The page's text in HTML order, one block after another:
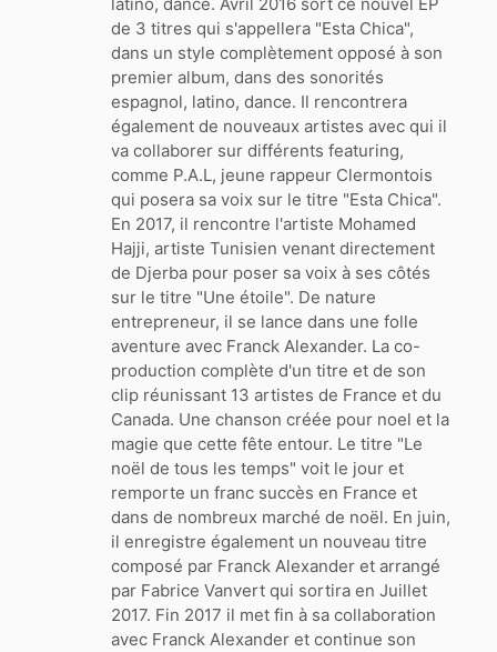
de 3 titres qui s'appellera "Esta Chica",
dans un style complètement opposé à son
premier album, dans des sonorités
espagnol, latino, dance. Il rencontrera
également de nouveaux artistes avec qui il
va collaborer sur différents featuring,
comme P.A.L, jeune rappeur Clermontois
qui posera sa voix sur le titre "Esta Chica".
En 2017, il rencontre l'artiste Mohamed
Hajji, artiste Tunisien venant directement
de Djerba pour poser sa voix à ses côtés
sur le titre "Une étoile". De nature
entrepreneur, il se lance dans une folle
aventure avec Franck Alexander. La co-
production complète d'un titre et de son
clip réunissant 13 artistes de France et du
Canada. Une chanson créée pour noel et la
magie que cette fête entour. Le titre "Le
noël de tous les temps" voit le jour et
remporte un franc succès en France et
dans de nombreux marché de noël. En juin,
il enregistre également un nouveau titre
composé par Franck Alexander et arrangé
par Fabrice Vanvert qui sortira en Juillet
2017. Fin 2017 il met fin à sa collaboration
avec Franck Alexander et continue son